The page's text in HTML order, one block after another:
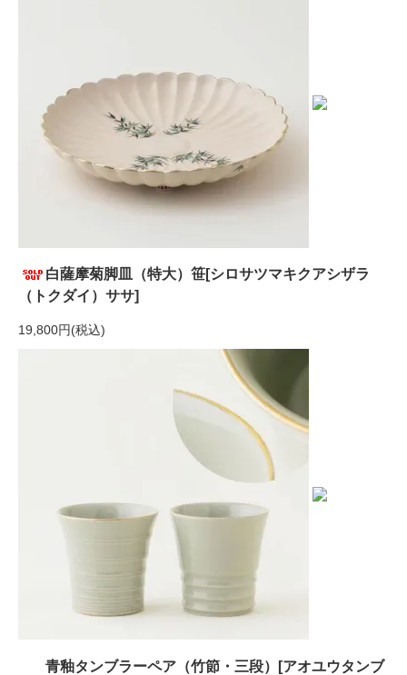
白薩摩菊脚皿（特大）笹[シロサツマキクアシザラ
（トクダイ）ササ]
19,800円(税込)
青釉タンブラーペア（竹節・三段）[アオユウタンブ